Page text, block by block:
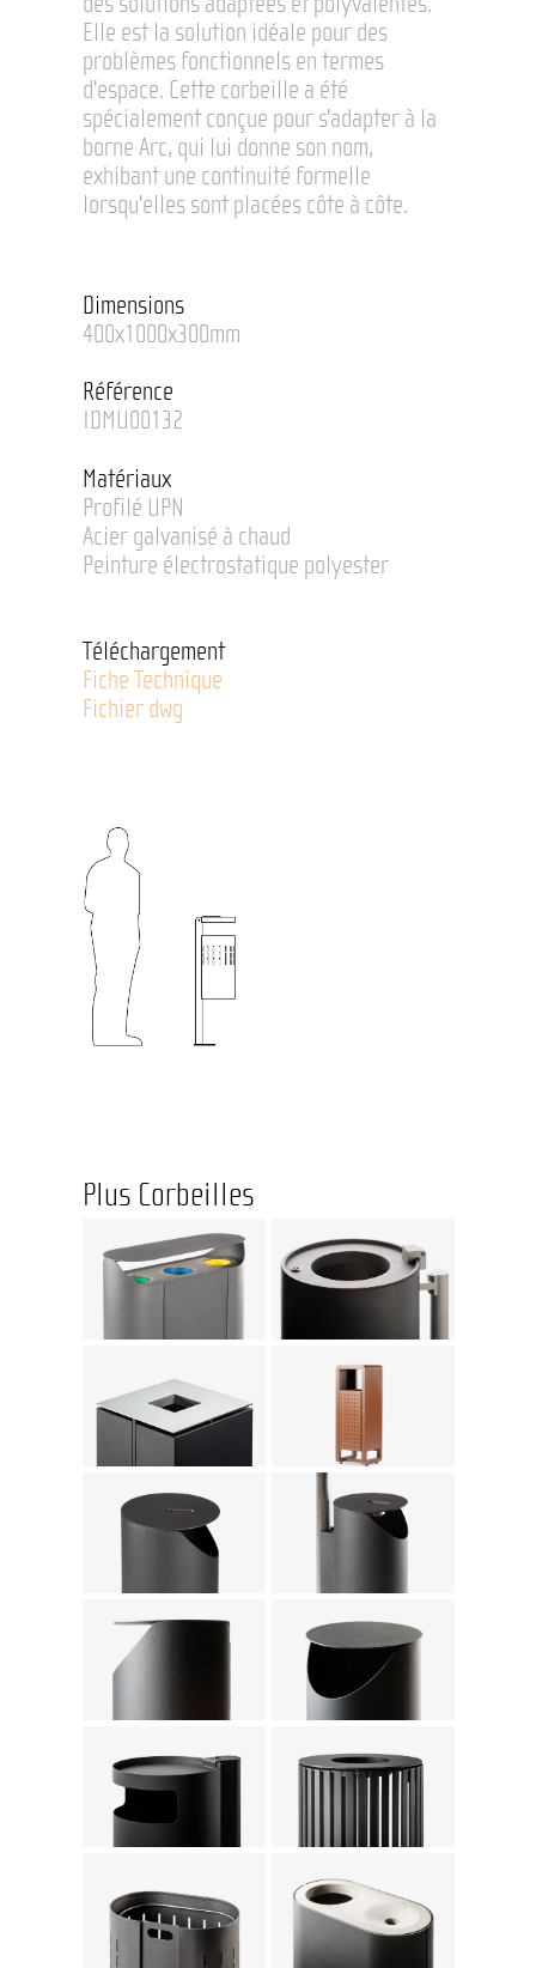
Elle est la solution idéale pour des
problèmes fonctionnels en termes
d'espace. Cette corbeille a été
spécialement conçue pour s'adapter à la
borne Arc, qui lui donne son nom,
exhibant une continuité formelle
lorsqu'elles sont placées côte à côte.
Dimensions
400x1000x300mm
Référence
IDMU00132
Matériaux
Profilé UPN
Acier galvanisé à chaud
Peinture électrostatique polyester
Téléchargement
Fiche Technique
Fichier dwg
Plus Corbeilles